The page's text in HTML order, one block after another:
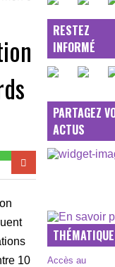
10
RESTEZ
INFORMÉ
PARTAGEZ
ACTUS
Accès au